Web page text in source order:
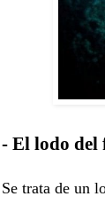
- El lodo del
Se trata de un